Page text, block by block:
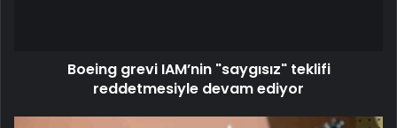
Boeing grevi IAM’nin "saygısız" teklifi
reddetmesiyle devam ediyor